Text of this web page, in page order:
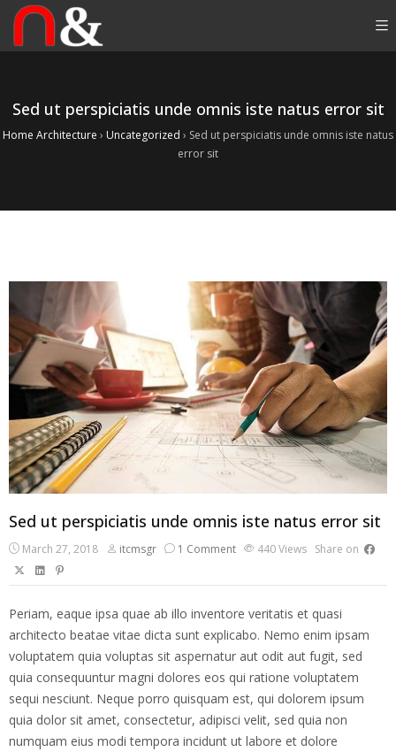
Sed ut perspiciatis unde omnis iste natus error sit
Home Architecture › Uncategorized › Sed ut perspiciatis unde omnis iste natus
error sit
Sed ut perspiciatis unde omnis iste natus error sit
March 27, 2018 itcmsgr 1 Comment 440Views Share on
Periam, eaque ipsa quae ab illo inventore veritatis et quasi
architecto beatae vitae dicta sunt explicabo. Nemo enim ipsam
voluptatem quia voluptas sit aspernatur aut odit aut fugit, sed
quia consequuntur magni dolores eos qui ratione voluptatem
sequi nesciunt. Neque porro quisquam est, qui dolorem ipsum
quia dolor sit amet, consectetur, adipisci velit, sed quia non
numquam eius modi tempora incidunt ut labore et dolore